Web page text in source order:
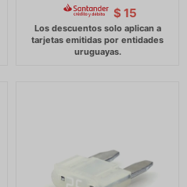
$ 15